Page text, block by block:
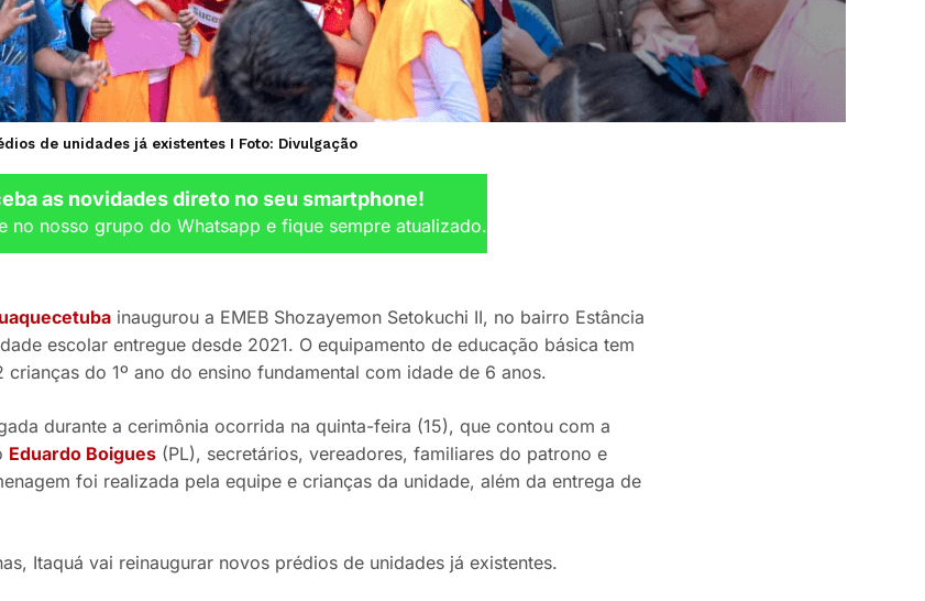
de unidades já existentes I Foto: Divulgação
as novidades direto no seu smartphone!
no nosso grupo do Whatsapp e fique sempre atualizado.
inaugurou a EMEB Shozayemon Setokuchi II, no bairro Estância
escolar entregue desde 2021. O equipamento de educação básica tem
crianças do 1º ano do ensino fundamental com idade de 6 anos.
durante a cerimônia ocorrida na quinta-feira (15), que contou com a
Eduardo Boigues (PL), secretários, vereadores, familiares do patrono e
foi realizada pela equipe e crianças da unidade, além da entrega de
Itaquá vai reinaugurar novos prédios de unidades já existentes.